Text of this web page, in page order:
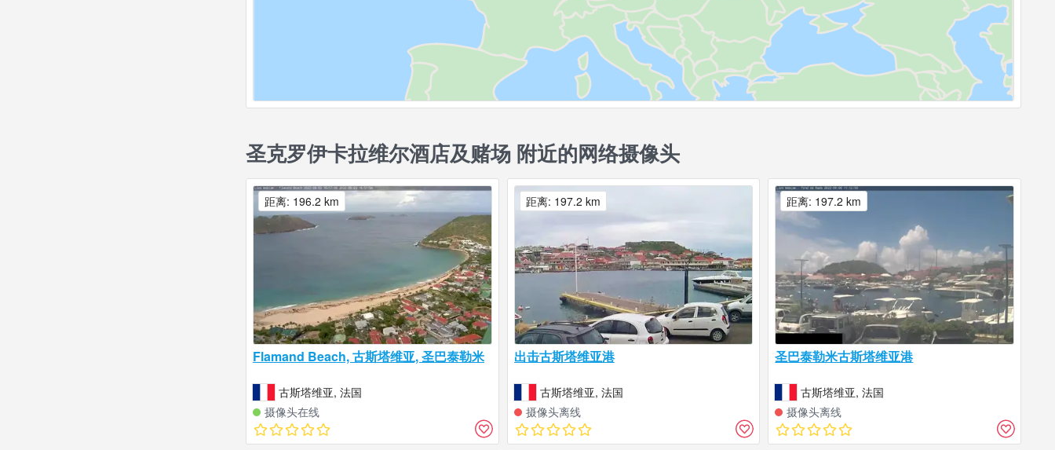
圣克罗伊卡拉维尔酒店及赌场 附近的网络摄像头
Flamand Beach, 古斯塔维亚, 圣巴泰勒米
古斯塔维亚, 法国
摄像头在线
距离: 196.2 km
出击古斯塔维亚港
古斯塔维亚, 法国
摄像头离线
距离: 197.2 km
圣巴泰勒米古斯塔维亚港
古斯塔维亚, 法国
摄像头离线
距离: 197.2 km